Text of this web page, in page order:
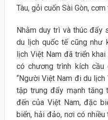
Tàu, gỏi cuốn Sài Gòn, cơm
Nhằm duy trì và thúc đẩy
du lịch quốc tế cũng như
lịch Việt Nam đã triển
có chương trình kích
“Người Việt Nam đi du lịch
tập trung đẩy mạnh tăng
đến của Việt Nam, đặc
biển, hải đảo, nơi có